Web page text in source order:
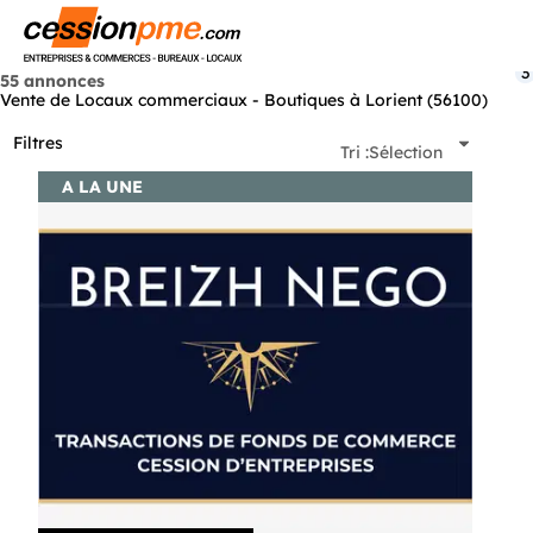
55 annonces
Vente de Locaux commerciaux - Boutiques à Lorient (56100)
Filtres
3
Tri :Sélection
A LA UNE